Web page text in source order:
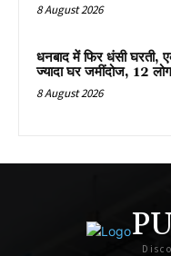
8 August 2026
धनबाद में फिर धंसी घरती,
ज्यादा घर जमींदोज, 12
8 August 2026